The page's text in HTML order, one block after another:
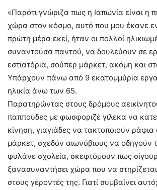
«Παρότι γνώριζα πως η Ιαπωνία είναι η
χώρα στον κόσμο, αυτό που μου έκανε
πρώτη μέρα εκεί, ήταν οι πολλοί
συναντούσα παντού, να δουλεύουν σε
εστιατόρια, σούπερ μάρκετ, ακόμη και
Υπάρχουν πάνω από 9 εκατομμύρια
ηλικία άνω των 65.
Παρατηρώντας στους δρόμους
παππούδες με φωσφοριζέ γιλέκα να
κίνηση, γιαγιάδες να τακτοποιούν
μάρκετ, σχεδόν αιωνόβιους να οδηγούν
φυλάνε σχολεία, σκεφτόμουν πως
ξανασυναντήσει χώρα που να
στους γέροντές της. Γιατί συμβαίνει